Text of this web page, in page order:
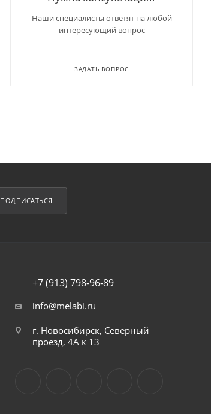
Наши специалисты ответят на любой
интересующий вопрос
ЗАДАТЬ ВОПРОС
ПОДПИСАТЬСЯ
+7 (913) 798-96-89
info@melabi.ru
г. Новосибирск, Северный
проезд, 4А к 13